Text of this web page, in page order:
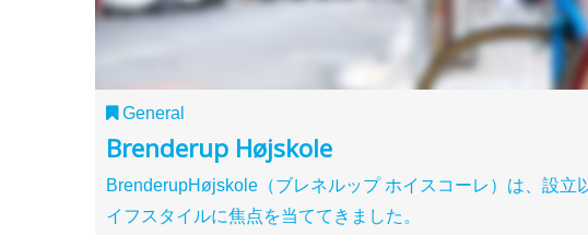
General
Brenderup Højskole
BrenderupHøjskole（ブレネルップ ホイスコーレ）は、設立
イフスタイルに焦点を当ててきました。